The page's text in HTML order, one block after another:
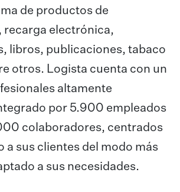
de productos de
recarga electrónica,
libros, publicaciones, tabaco
otros. Logista cuenta con un
altamente
por 5.900 empleados
colaboradores, centrados
a sus clientes del modo más
a sus necesidades.